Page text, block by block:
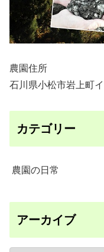
農園住所
石川県小松市岩上町
カテゴリー
農園の日常
アーカイブ